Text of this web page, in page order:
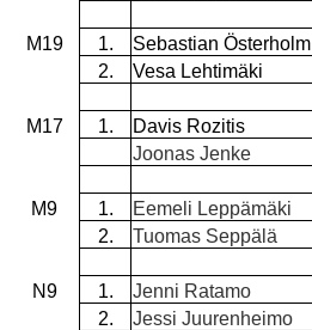
M19 1. Sebastian Österholm
2.
Vesa Lehtimäki
M17 1. Davis Rozitis
Joonas Jenke
M9 1. Eemeli Leppämäki
2.
Tuomas Seppälä
N9 1. Jenni Ratamo
2.
Jessi Juurenheimo